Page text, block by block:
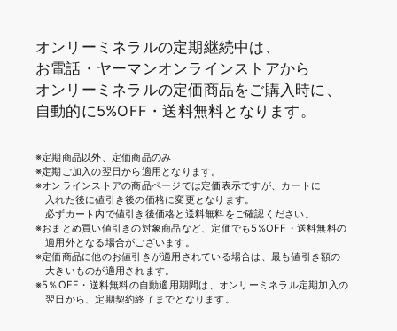
オンリーミネラルの定期継続中は、
お電話・ヤーマンオンラインストアから
オンリーミネラルの定価商品をご購入時に、
自動的に5%OFF・送料無料となります。
※定期商品以外、定価商品のみ
※定期ご加入の翌日から適用となります。
※オンラインストアの商品ページでは定価表示ですが、カートに
入れた後に値引き後の価格に変更となります。
必ずカート内で値引き後価格と送料無料をご確認ください。
※おまとめ買い値引きの対象商品など、定価でも5%OFF・送料無料の
適用外となる場合がございます。
※定価商品に他のお値引きが適用されている場合は、最も値引き額の
大きいものが適用されます。
※5％OFF・送料無料の自動適用期間は、オンリーミネラル定期加入の
翌日から、定期契約終了までとなります。